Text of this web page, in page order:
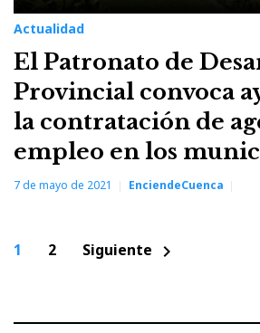
Actualidad
El Patronato de
Provincial convoca
la contratación de
empleo en los
7 de mayo de 2021 EnciendeCuenca
Paginación
1 2 Siguiente chevron_right